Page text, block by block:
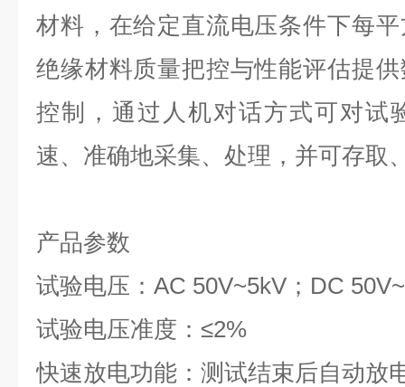
材料，在给定直流电压条件下每
绝缘材料质量把控与性能评估提
控制，通过人机对话方式可对试
速、准确地采集、处理，并可存取
产品参数
试验电压：AC 50V~5kV；DC
试验电压准度：≤2%
快速放电功能：测试结束后自动放